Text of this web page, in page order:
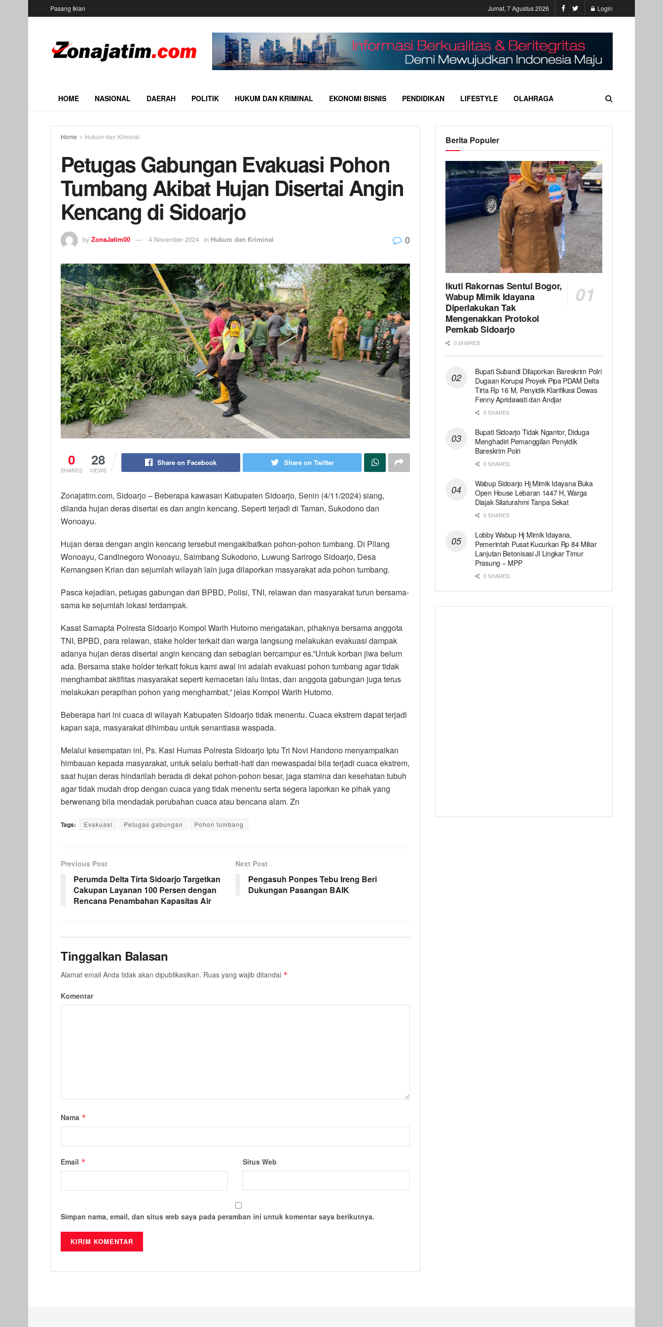
Pasang Iklan Jumat, 7 Agustus 2026 Login
HOME NASIONAL DAERAH POLITIK HUKUM DAN KRIMINAL EKONOMI BISNIS PENDIDIKAN LIFESTYLE OLAHRAGA
Home Hukum dan Kriminal
Petugas Gabungan Evakuasi Pohon
Tumbang Akibat Hujan Disertai Angin
Kencang di Sidoarjo
by ZonaJatim00 4 November 2024 in Hukum dan Kriminal 0
0
SHARES
28
VIEWS
Share on Facebook Share on Twitter
Zonajatim.com, Sidoarjo – Beberapa kawasan Kabupaten Sidoarjo, Senin (4/11/2024) siang,
dilanda hujan deras disertai es dan angin kencang. Seperti terjadi di Taman, Sukodono dan
Wonoayu.
Hujan deras dengan angin kencang tersebut mengakibatkan pohon-pohon tumbang. Di Pilang
Wonoayu, Candinegoro Wonoayu, Saimbang Sukodono, Luwung Sarirogo Sidoarjo, Desa
Kemangsen Krian dan sejumlah wilayah lain juga dilaporkan masyarakat ada pohon tumbang.
Pasca kejadian, petugas gabungan dari BPBD, Polisi, TNI, relawan dan masyarakat turun bersama-
sama ke sejumlah lokasi terdampak.
Kasat Samapta Polresta Sidoarjo Kompol Warih Hutomo mengatakan, pihaknya bersama anggota
TNI, BPBD, para relawan, stake holder terkait dan warga langsung melakukan evakuasi dampak
adanya hujan deras disertai angin kencang dan sebagian bercampur es.”Untuk korban jiwa belum
ada. Bersama stake holder terkait fokus kami awal ini adalah evakuasi pohon tumbang agar tidak
menghambat aktifitas masyarakat seperti kemacetan lalu lintas, dan anggota gabungan juga terus
melakukan perapihan pohon yang menghambat,” jelas Kompol Warih Hutomo.
Beberapa hari ini cuaca di wilayah Kabupaten Sidoarjo tidak menentu. Cuaca ekstrem dapat terjadi
kapan saja, masyarakat dihimbau untuk senantiasa waspada.
Melalui kesempatan ini, Ps. Kasi Humas Polresta Sidoarjo Iptu Tri Novi Handono menyampaikan
himbauan kepada masyarakat, untuk selalu berhati-hati dan mewaspadai bila terjadi cuaca ekstrem,
saat hujan deras hindarilah berada di dekat pohon-pohon besar, jaga stamina dan kesehatan tubuh
agar tidak mudah drop dengan cuaca yang tidak menentu serta segera laporkan ke pihak yang
berwenang bila mendadak perubahan cuaca atau bencana alam. Zn
Tags: Evakuasi Petugas gabungan Pohon tumbang
Previous Post
Perumda Delta Tirta Sidoarjo Targetkan
Cakupan Layanan 100 Persen dengan
Rencana Penambahan Kapasitas Air
Next Post
Pengasuh Ponpes Tebu Ireng Beri
Dukungan Pasangan BAIK
Tinggalkan Balasan
Alamat email Anda tidak akan dipublikasikan. Ruas yang wajib ditandai *
Komentar
Nama *
Email * Situs Web
Simpan nama, email, dan situs web saya pada peramban ini untuk komentar saya berikutnya.
Berita Populer
Ikuti Rakornas Sentul Bogor,
Wabup Mimik Idayana
Diperlakukan Tak
Mengenakkan Protokol
Pemkab Sidoarjo
0 SHARES
Bupati Subandi Dilaporkan Bareskrim Polri
Dugaan Korupsi Proyek Pipa PDAM Delta
Tirta Rp 16 M, Penyidik Klarifikasi Dewas
Fenny Apridawati dan Andjar
0 SHARES
Bupati Sidoarjo Tidak Ngantor, Diduga
Menghadiri Pemanggilan Penyidik
Bareskrim Polri
0 SHARES
Wabup Sidoarjo Hj Mimik Idayana Buka
Open House Lebaran 1447 H, Warga
Diajak Silaturahmi Tanpa Sekat
0 SHARES
Lobby Wabup Hj Mimik Idayana,
Pemerintah Pusat Kucurkan Rp 84 Miliar
Lanjutan Betonisasi Jl Lingkar Timur
Prasung – MPP
0 SHARES